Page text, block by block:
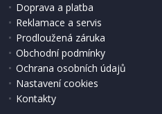
Doprava a platba
Reklamace a servis
Prodloužená záruka
Obchodní podmínky
Ochrana osobních údajů
Nastavení cookies
Kontakty